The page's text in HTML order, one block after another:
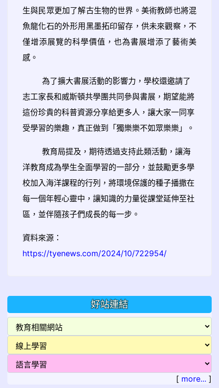
生與民眾更加了解古生物的世界。美術教師也將混
魚龍化石的外形用黑墨拓印留存，供未來觀察，不
僅增添展覽的科學價值，也為書展增添了藝術美
感。
為了擴大書展活動的影響力，學校還邀請了
志工家長和威斯頓共學團共同參與書展，期望能將
這份珍貴的科普資源分享給更多人，讓大家一同享
受學習的樂趣，真正做到「獨樂樂不如眾樂樂」。
教育局提及，期待透過支持此類活動，讓海
洋教育成為學生全面學習的一部分，並鼓勵更多學
校加入海洋課程的行列，將環境保護的種子播撒在
每一個年輕心靈中，讓知識的力量從課堂延伸至社
區，並伴隨孩子們成長的每一步。
資料來源：
https://tyenews.com/2024/10/722954/
好站連結
[ more... ]